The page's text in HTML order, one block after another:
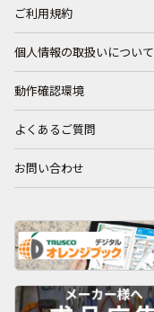
ご利用規約
個人情報の取扱いについて
動作確認環境
よくあるご質問
お問い合わせ